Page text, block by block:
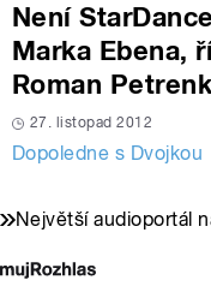
Není
Marka Ebena,
Roman
27. listopad 2012
Dopoledne s Dvojkou
Největší audioportál